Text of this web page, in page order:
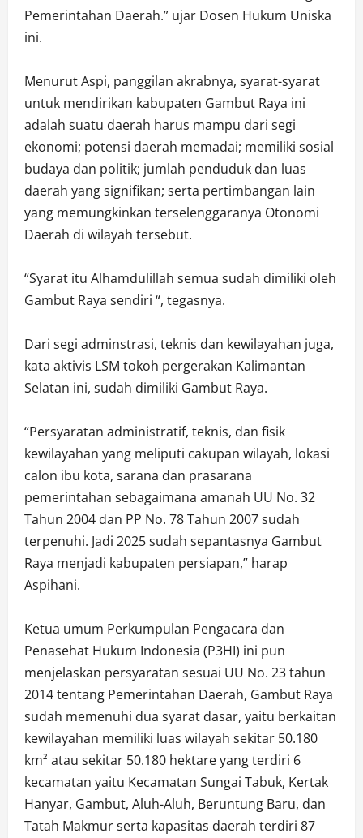
Pemerintahan Daerah.” ujar Dosen Hukum Uniska
ini.
Menurut Aspi, panggilan akrabnya, syarat-syarat
untuk mendirikan kabupaten Gambut Raya ini
adalah suatu daerah harus mampu dari segi
ekonomi; potensi daerah memadai; memiliki sosial
budaya dan politik; jumlah penduduk dan luas
daerah yang signifikan; serta pertimbangan lain
yang memungkinkan terselenggaranya Otonomi
Daerah di wilayah tersebut.
“Syarat itu Alhamdulillah semua sudah dimiliki oleh
Gambut Raya sendiri “, tegasnya.
Dari segi adminstrasi, teknis dan kewilayahan juga,
kata aktivis LSM tokoh pergerakan Kalimantan
Selatan ini, sudah dimiliki Gambut Raya.
“Persyaratan administratif, teknis, dan fisik
kewilayahan yang meliputi cakupan wilayah, lokasi
calon ibu kota, sarana dan prasarana
pemerintahan sebagaimana amanah UU No. 32
Tahun 2004 dan PP No. 78 Tahun 2007 sudah
terpenuhi. Jadi 2025 sudah sepantasnya Gambut
Raya menjadi kabupaten persiapan,” harap
Aspihani.
Ketua umum Perkumpulan Pengacara dan
Penasehat Hukum Indonesia (P3HI) ini pun
menjelaskan persyaratan sesuai UU No. 23 tahun
2014 tentang Pemerintahan Daerah, Gambut Raya
sudah memenuhi dua syarat dasar, yaitu berkaitan
kewilayahan memiliki luas wilayah sekitar 50.180
km² atau sekitar 50.180 hektare yang terdiri 6
kecamatan yaitu Kecamatan Sungai Tabuk, Kertak
Hanyar, Gambut, Aluh-Aluh, Beruntung Baru, dan
Tatah Makmur serta kapasitas daerah terdiri 87